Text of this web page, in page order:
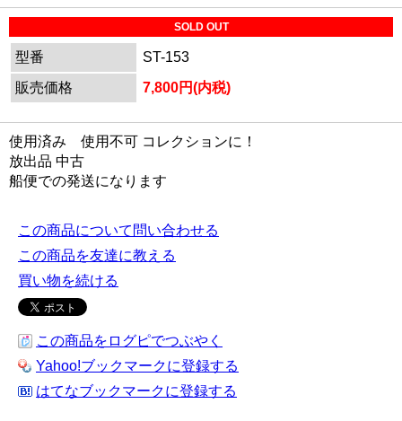
SOLD OUT
型番
ST-153
販売価格
7,800円(内税)
使用済み 使用不可 コレクションに！
放出品 中古
船便での発送になります
この商品について問い合わせる
この商品を友達に教える
買い物を続ける
この商品をログピでつぶやく
Yahoo!ブックマークに登録する
はてなブックマークに登録する